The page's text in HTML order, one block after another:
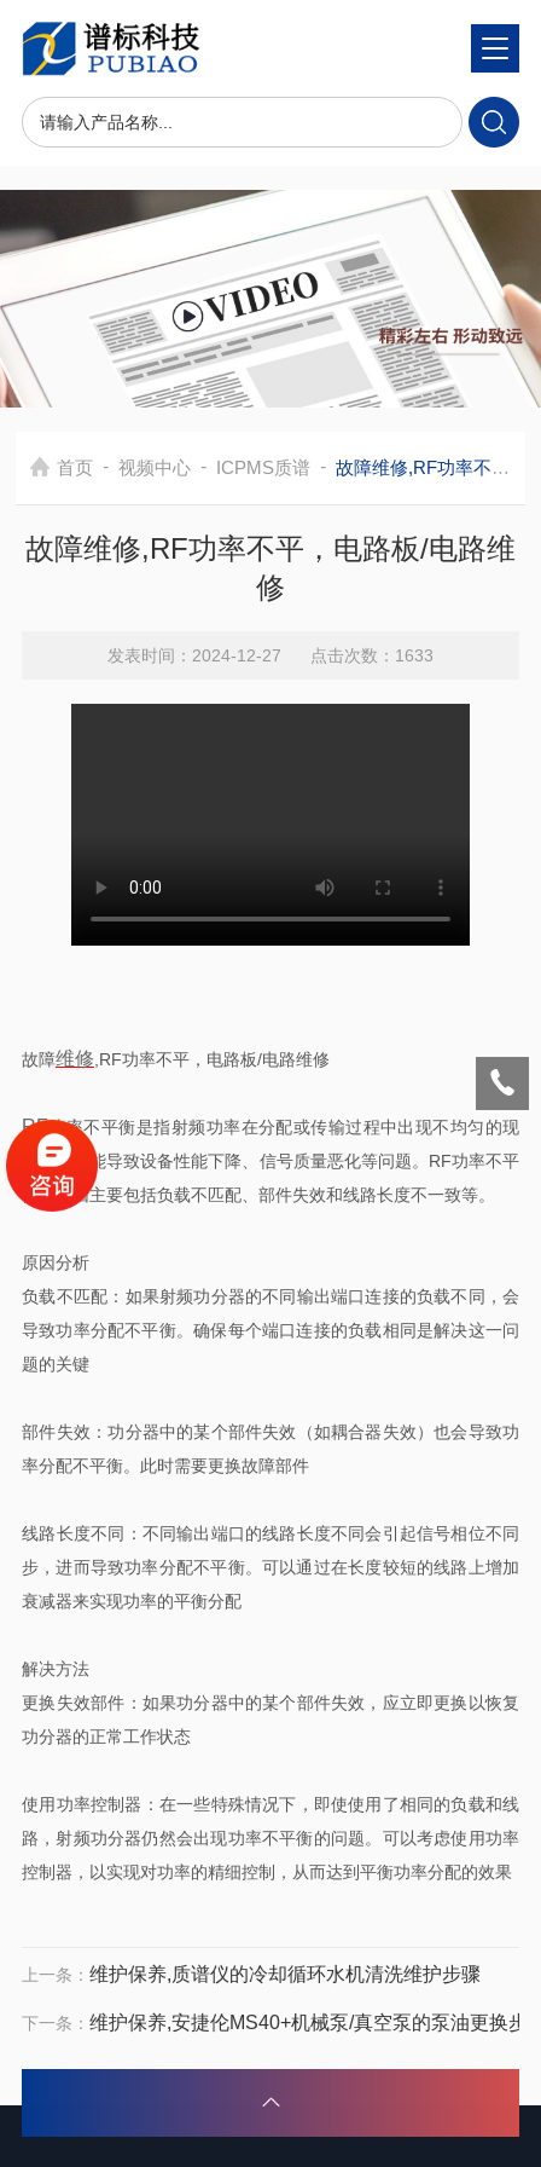
首页 - 视频中心 - ICPMS质谱 - 故障维修,RF功率不平，电路板/电路维修
故障维修,RF功率不平，电路板/电路维
修
发表时间：2024-12-27 点击次数：1633
故障维修 ,RF功率不平，电路板/电路维修
RF功率不平衡‌是指射频功率在分配或传输过程中出现不均匀的现
象，这可能导致设备性能下降、信号质量恶化等问题。RF功率不平
衡的原因主要包括负载不匹配、部件失效和线路长度不一致等。
原因分析
‌负载不匹配‌：如果射频功分器的不同输出端口连接的负载不同，会
导致功率分配不平衡。确保每个端口连接的负载相同是解决这一问
题的关键‌
‌部件失效‌：功分器中的某个部件失效（如耦合器失效）也会导致功
率分配不平衡。此时需要更换故障部件‌
‌线路长度不同‌：不同输出端口的线路长度不同会引起信号相位不同
步，进而导致功率分配不平衡。可以通过在长度较短的线路上增加
衰减器来实现功率的平衡分配‌
解决方法
‌更换失效部件‌：如果功分器中的某个部件失效，应立即更换以恢复
功分器的正常工作状态‌
‌使用功率控制器‌：在一些特殊情况下，即使使用了相同的负载和线
路，射频功分器仍然会出现功率不平衡的问题。可以考虑使用功率
控制器，以实现对功率的精细控制，从而达到平衡功率分配的效果‌
上一条： 维护保养,质谱仪的冷却循环水机清洗维护步骤
下一条： 维护保养,安捷伦MS40+机械泵/真空泵的泵油更换步